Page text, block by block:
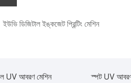
ইউভি ডিজিটাল ইঙ্কজেট প্রিন্টিং মেশিন
UV আবরণ মেশিন স্পট UV